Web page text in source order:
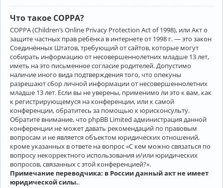
Что такое COPPA?
COPPA (Children’s Online Privacy Protection Act of 1998), или Акт о
защите частных прав ребёнка в интернете от 1998 г. — это закон
Соединённых Штатов, требующий от сайтов, которые могут
собирать информацию от несовершеннолетних младше 13 лет,
иметь на это письменное согласие родителей. Допустимо
наличие иного вида подтверждения того, что опекуны
разрешают сбор личной информации от несовершеннолетних
младше 13 лет. Если вы не уверены, применимо ли это к вам, как
к регистрирующемуся на конференции, или к самой
конференции, обратитесь за помощью к юрисконсульту.
Обратите внимание, что phpBB Limited администрация данной
конференции не может давать рекомендаций по правовым
вопросам и не является объектом юридических отношений,
кроме указанных в ответе на вопрос «С кем можно связаться по
вопросу некорректного использования и/или юридических
вопросов, связанных с этой конференцией?».
Примечание переводчика: в России данный акт не имеет
юридической силы..